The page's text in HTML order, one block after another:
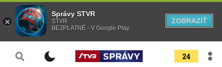
24
Správy STVR
STVR
BEZPLATNÉ - V Google Play
ZOBRAZIŤ